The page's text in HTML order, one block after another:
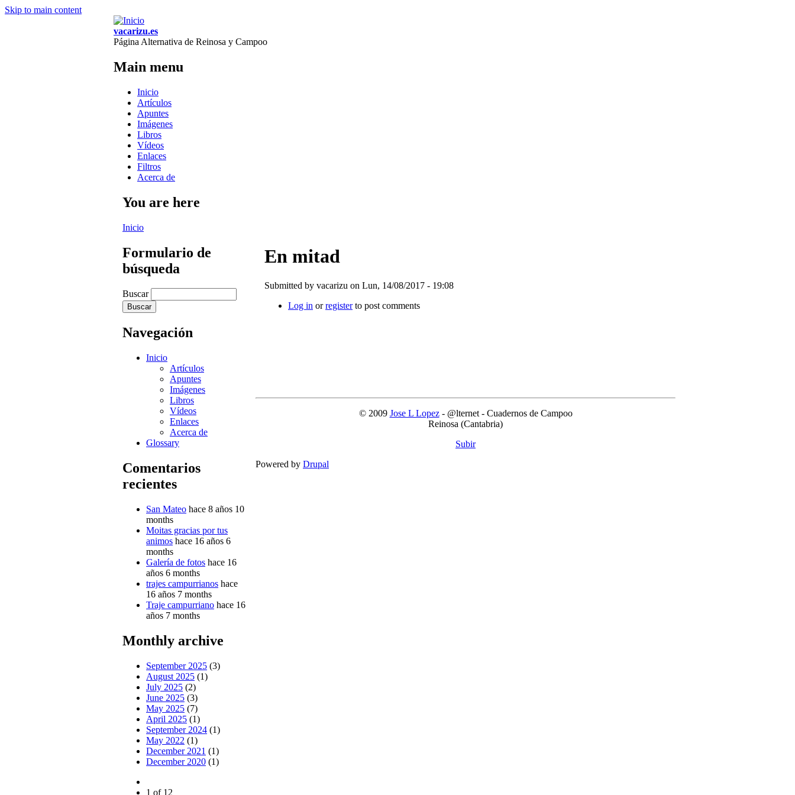
Skip to main content
vacarizu.es
Página Alternativa de Reinosa y Campoo
Main menu
Inicio
Artículos
Apuntes
Imágenes
Libros
Vídeos
Enlaces
Filtros
Acerca de
You are here
Inicio
Formulario de
búsqueda
Buscar
Navegación
Inicio
Artículos
Apuntes
Imágenes
Libros
Vídeos
Enlaces
Acerca de
Glossary
Comentarios
recientes
San Mateo hace 8 años 10
months
Moitas gracias por tus
animos hace 16 años 6
months
Galería de fotos hace 16
años 6 months
trajes campurrianos hace
16 años 7 months
Traje campurriano hace 16
años 7 months
Monthly archive
September 2025 (3)
August 2025 (1)
July 2025 (2)
June 2025 (3)
May 2025 (7)
April 2025 (1)
September 2024 (1)
May 2022 (1)
December 2021 (1)
December 2020 (1)
1 of 12
En mitad
Submitted by vacarizu on Lun, 14/08/2017 - 19:08
Log in orregisterto post comments
© 2009 Jose L Lopez- @lternet - Cuadernos de Campoo
Reinosa (Cantabria)
Subir
Powered by Drupal